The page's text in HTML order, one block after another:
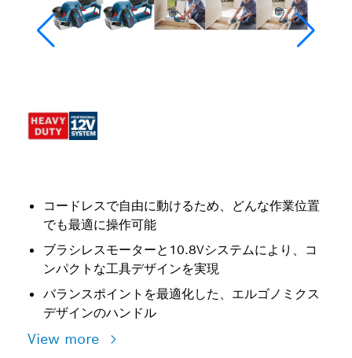
コードレスで自由に動けるため、どんな作業位置
でも最適に操作可能
ブラシレスモーターと10.8Vシステムにより、コ
ンパクトな工具デザインを実現
バランスポイントを最適化した、エルゴノミクス
デザインのハンドル
View more